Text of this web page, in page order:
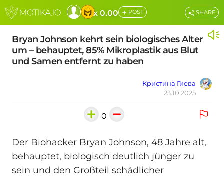
x 0.00 + POST
Bryan Johnson kehrt sein biologisches Alter
um – behauptet, 85% Mikroplastik aus Blut
und Samen entfernt zu haben
Кристина Гиева
23.10.2025
SHARE
0
Der Biohacker Bryan Johnson, 48 Jahre alt,
behauptet, biologisch deutlich jünger zu
sein und den Großteil schädlicher